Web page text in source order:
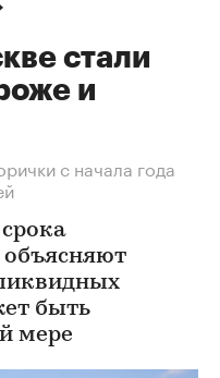
стали
и
с начала года
объясняют
быть
мере